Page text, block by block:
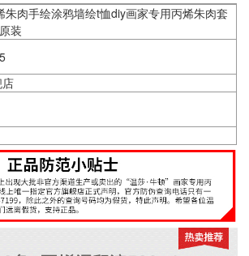
朱肉手绘涂鸦墙绘t恤diy画家专用丙烯朱肉套
装